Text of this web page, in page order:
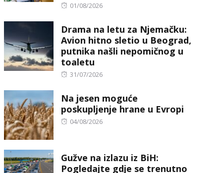
Posted
01/08/2026
Drama na letu za Njemačku:
Avion hitno sletio u Beograd,
putnika našli nepomičnog u
toaletu
Posted
31/07/2026
Na jesen moguće
poskupljenje hrane u Evropi
Posted
04/08/2026
Gužve na izlazu iz BiH:
Pogledajte gdje se trenutno